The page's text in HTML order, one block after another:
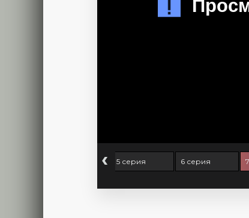
‹ 5 серия 6 серия